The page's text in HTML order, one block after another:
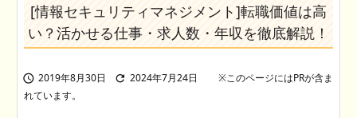


[情報セキュリティマネジメント]転職価値は高
い？活かせる仕事・求人数・年収を徹底解説！
 2019年8月30日  2024年7月24日